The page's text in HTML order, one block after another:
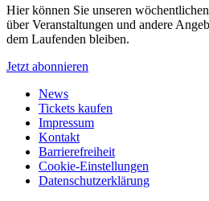
Hier können Sie unseren
über Veranstaltungen und andere
dem Laufenden bleiben.
Jetzt abonnieren
News
Tickets kaufen
Impressum
Kontakt
Barrierefreiheit
Cookie-Einstellungen
Datenschutzerklärung